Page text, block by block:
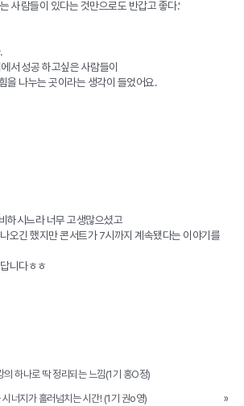
사람들이 있다는 것만으로도 반갑고 좋다.'
서 성공 하고싶은 사람들이
을 나누는 곳이라는 생각이 들었어요.
하시느라 너무 고생많으셨고
오긴 했지만 콘서트가 7시까지 계속됐다는 이야기를
니다ㅎㅎ
의 하나로 딱 정리되는 느낌(1기 홍O정)
너지가 흘러넘치는 시간! (1기 권o영)
»